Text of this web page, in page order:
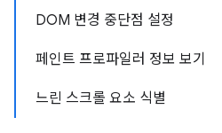
DOM 변경 중단점 설정
페인트 프로파일러 정보 보기
느린 스크롤 요소 식별